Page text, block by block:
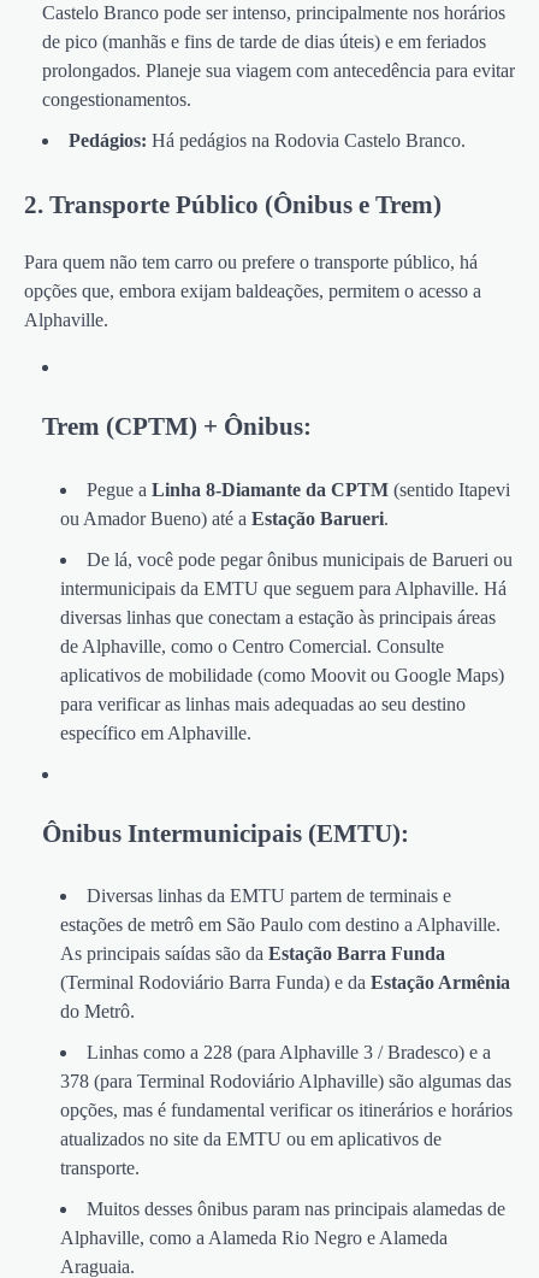
Castelo Branco pode ser intenso, principalmente nos horários
de pico (manhãs e fins de tarde de dias úteis) e em feriados
prolongados. Planeje sua viagem com antecedência para evitar
congestionamentos.
Pedágios: Há pedágios na Rodovia Castelo Branco.
2. Transporte Público (Ônibus e Trem)
Para quem não tem carro ou prefere o transporte público, há
opções que, embora exijam baldeações, permitem o acesso a
Alphaville.
Trem (CPTM) + Ônibus:
Pegue a Linha 8-Diamante da CPTM (sentido Itapevi
ou Amador Bueno) até a Estação Barueri.
De lá, você pode pegar ônibus municipais de Barueri ou
intermunicipais da EMTU que seguem para Alphaville. Há
diversas linhas que conectam a estação às principais áreas
de Alphaville, como o Centro Comercial. Consulte
aplicativos de mobilidade (como Moovit ou Google Maps)
para verificar as linhas mais adequadas ao seu destino
específico em Alphaville.
Ônibus Intermunicipais (EMTU):
Diversas linhas da EMTU partem de terminais e
estações de metrô em São Paulo com destino a Alphaville.
As principais saídas são da Estação Barra Funda
(Terminal Rodoviário Barra Funda) e da Estação Armênia
do Metrô.
Linhas como a 228 (para Alphaville 3 / Bradesco) e a
378 (para Terminal Rodoviário Alphaville) são algumas das
opções, mas é fundamental verificar os itinerários e horários
atualizados no site da EMTU ou em aplicativos de
transporte.
Muitos desses ônibus param nas principais alamedas de
Alphaville, como a Alameda Rio Negro e Alameda
Araguaia.